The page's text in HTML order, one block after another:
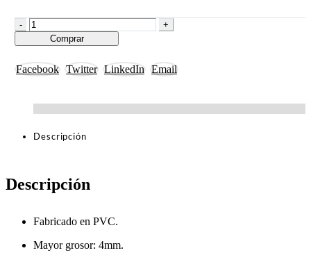
-
+
Comprar
Facebook Twitter LinkedIn Email
Descripción
Descripción
Fabricado en PVC.
Mayor grosor: 4mm.